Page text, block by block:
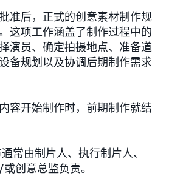
准后，正式的创意素材制作规
这项工作涵盖了制作过程中的
演员、确定拍摄地点、准备道
备规划以及协调后期制作需求
容开始制作时，前期制作就结
常由制片人、执行制片人、
创意总监负责。